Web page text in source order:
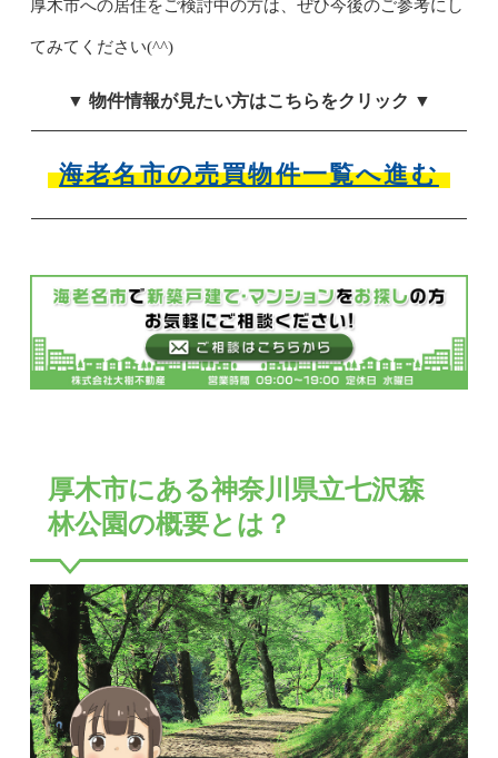
厚木市への居住をご検討中の方は、ぜひ今後のご参考にし
てみてください(^^)
▼ 物件情報が見たい方はこちらをクリック ▼
海老名市の売買物件一覧へ進む
厚木市にある神奈川県立七沢森
林公園の概要とは？